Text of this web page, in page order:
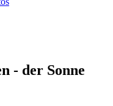
- der Sonne